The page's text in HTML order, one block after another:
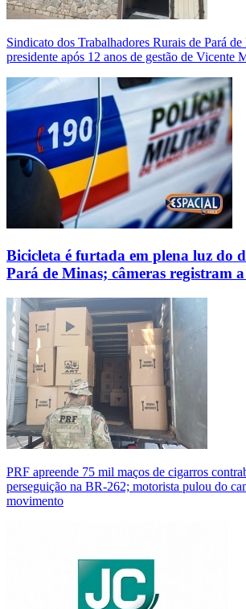
Sindicato dos Trabalhadores Rurais de Pará
presidente após 12 anos de gestão de Vicente
Bicicleta é furtada em plena luz do
Pará de Minas; câmeras registram a
PRF apreende 75 mil maços de cigarros
perseguição na BR-262; motorista pulou do
movimento